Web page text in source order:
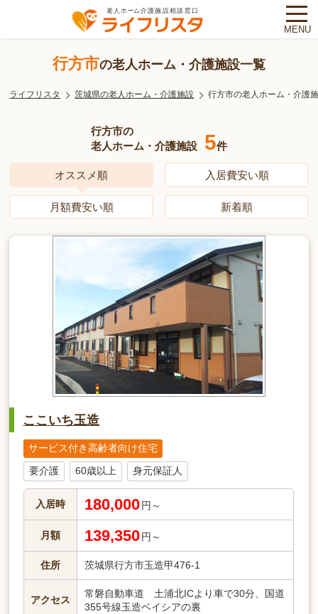
MENU
行方市の老人ホーム・介護施設一覧
ライフリスタ 茨城県の老人ホーム・介護施設 行方市の老人ホーム・介護
行方市の
老人ホーム・介護施設
5件
オススメ順 入居費安い順
月額費安い順 新着順
ここいち玉造
サービス付き高齢者向け住宅
要介護 60歳以上 身元保証人
入居時 180,000 円～
月額 139,350 円～
住所 茨城県行方市玉造甲476-1
アクセス
常磐自動車道 土浦北ICより車で30分、国道
355号線玉造ベイシアの裏